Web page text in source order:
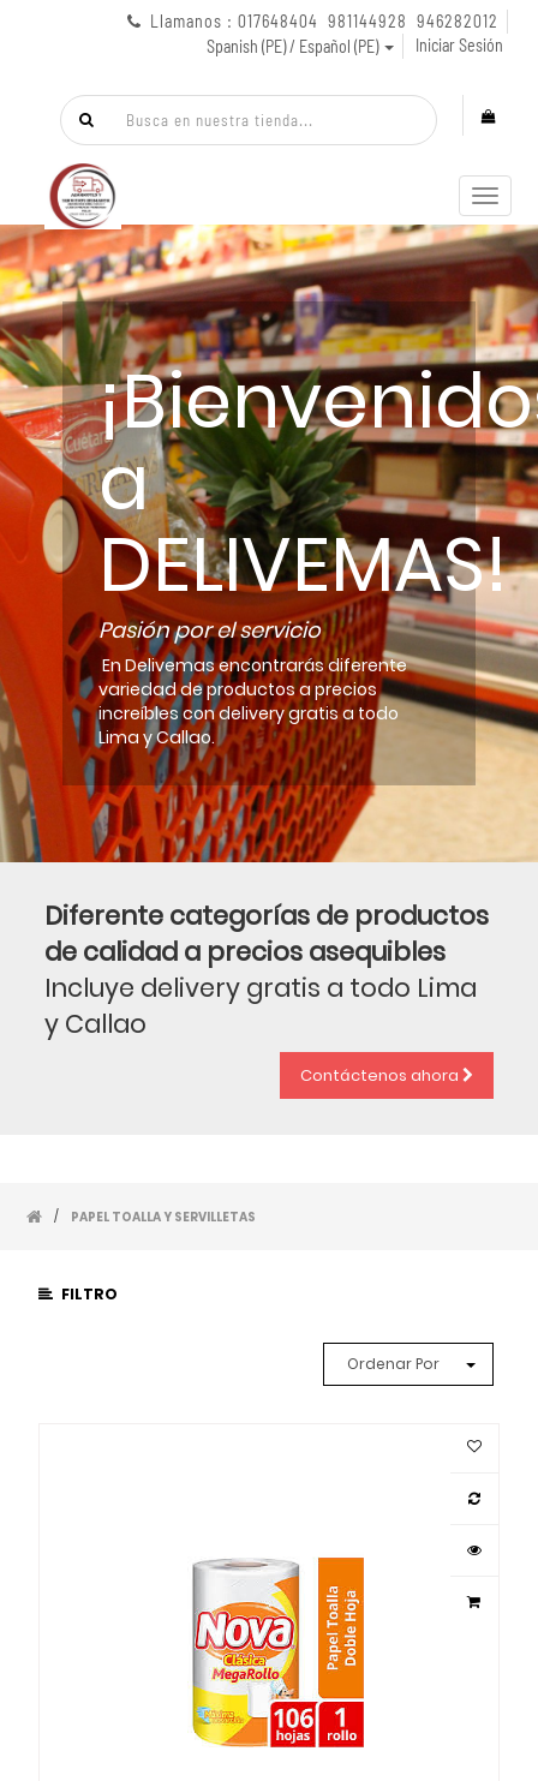
Llamanos : 017648404 981144928 946282012
Spanish (PE) / Español (PE)
Iniciar Sesión
Menú
de
a
DELIVEMAS!
Pasión por el servicio
En Delivemas encontrarás diferente
variedad de productos a precios
increíbles con delivery gratis a todo
Lima y Callao.
Diferente categorías de productos
de calidad a precios asequibles
Incluye delivery gratis a todo Lima
y Callao
Contáctenos ahora
/ PAPEL TOALLA Y SERVILLETAS
FILTRO
Ordenar Por